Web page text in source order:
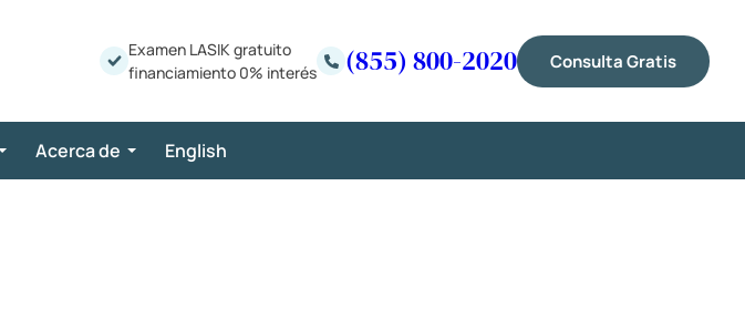
Examen LASIK gratuito
financiamiento 0% interés
(855) 800-2020 Consulta Gratis
Acerca de English